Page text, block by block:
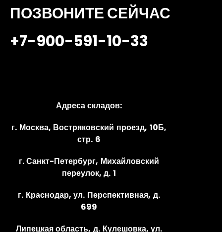
ПОЗВОНИТЕ СЕЙЧАС
+7-900-591-10-33
Адреса складов:
г. Москва, Востряковский проезд, 10Б,
стр. 6
г. Санкт-Петербург, Михайловский
переулок, д. 1
г. Краснодар, ул. Перспективная, д.
699
Липецкая область, д. Кулешовка, ул.